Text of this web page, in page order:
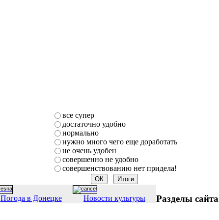
все супер
достаточно удобно
нормально
нужно много чего еще доработать
не очень удобен
совершенно не удобно
совершенствованию нет придела!
Погода в Донецке Новости культуры Разделы сайта